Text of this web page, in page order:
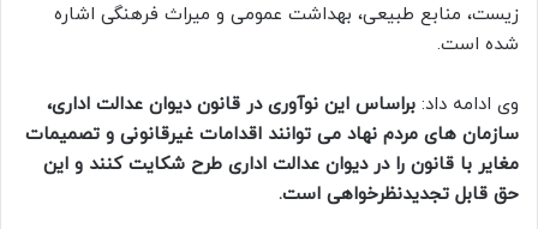
زیست، منابع طبیعی، بهداشت عمومی و میراث فرهنگی اشاره
شده است.
وی ادامه داد: براساس این نوآوری در قانون دیوان عدالت اداری،
سازمان های مردم نهاد می توانند اقدامات غیرقانونی و تصمیمات
مغایر با قانون را در دیوان عدالت اداری طرح شکایت کنند و این
حق قابل تجدیدنظرخواهی است.